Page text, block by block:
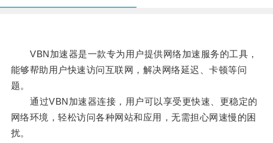
VBN加速器是一款专为用户提供网络加速服务的工具，
能够帮助用户快速访问互联网，解决网络延迟、卡顿等问
题。
通过VBN加速器连接，用户可以享受更快速、更稳定的
网络环境，轻松访问各种网站和应用，无需担心网速慢的困
扰。